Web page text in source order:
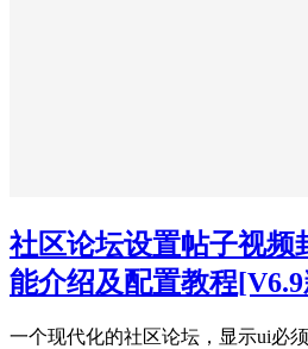
社区论坛设置帖子视频
能介绍及配置教程
一个现代化的社区论坛，显示ui必